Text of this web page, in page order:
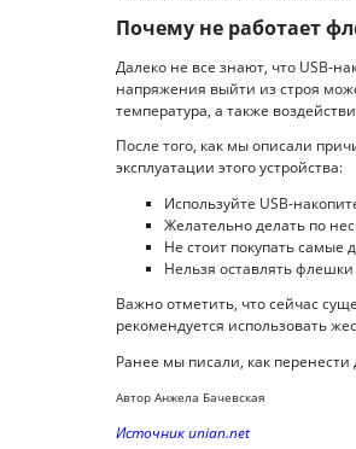
Почему не работает
Далеко не все знают, что USB-
напряжения выйти из строя
температура, а также
После того, как мы описали
эксплуатации этого устройства:
Используйте USB-
Желательно делать по
Не стоит покупать
Нельзя оставлять
Важно отметить, что сейчас
рекомендуется использовать
Ранее мы писали, как
Автор Анжела Бачевская
Источник unian.net